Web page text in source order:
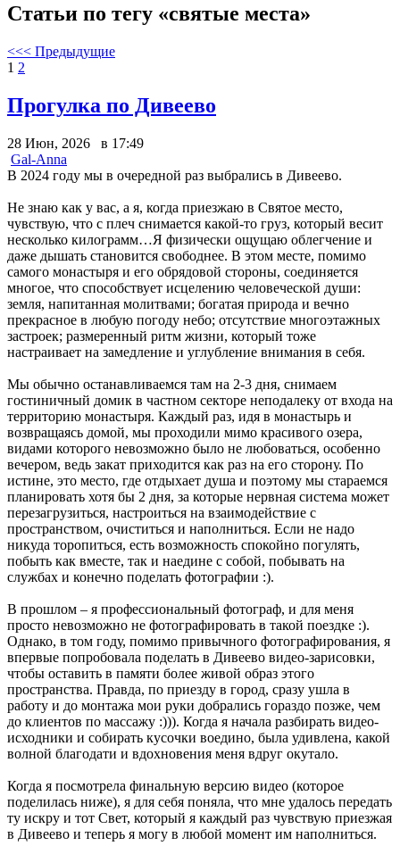
Статьи по тегу «святые места»
<<< Предыдущие
1 2
Прогулка по Дивеево
28 Июн, 2026 в 17:49
Gal-Anna
В 2024 году мы в очередной раз выбрались в Дивеево.
Не знаю как у вас, а я, когда приезжаю в Святое место,
чувствую, что с плеч снимается какой-то груз, который весит
несколько килограмм…Я физически ощущаю облегчение и
даже дышать становится свободнее. В этом месте, помимо
самого монастыря и его обрядовой стороны, соединяется
многое, что способствует исцелению человеческой души:
земля, напитанная молитвами; богатая природа и вечно
прекрасное в любую погоду небо; отсутствие многоэтажных
застроек; размеренный ритм жизни, который тоже
настраивает на замедление и углубление внимания в себя.
Мы обычно останавливаемся там на 2-3 дня, снимаем
гостиничный домик в частном секторе неподалеку от входа на
территорию монастыря. Каждый раз, идя в монастырь и
возвращаясь домой, мы проходили мимо красивого озера,
видами которого невозможно было не любоваться, особенно
вечером, ведь закат приходится как раз на его сторону. По
истине, это место, где отдыхает душа и поэтому мы стараемся
планировать хотя бы 2 дня, за которые нервная система может
перезагрузиться, настроиться на взаимодействие с
пространством, очиститься и наполниться. Если не надо
никуда торопиться, есть возможность спокойно погулять,
побыть как вместе, так и наедине с собой, побывать на
службах и конечно поделать фотографии :).
В прошлом – я профессиональный фотограф, и для меня
просто невозможно не фотографировать в такой поездке :).
Однако, в том году, помимо привычного фотографирования, я
впервые попробовала поделать в Дивеево видео-зарисовки,
чтобы оставить в памяти более живой образ этого
пространства. Правда, по приезду в город, сразу ушла в
работу и до монтажа мои руки добрались гораздо позже, чем
до клиентов по массажу :))). Когда я начала разбирать видео-
исходники и собирать кусочки воедино, была удивлена, какой
волной благодати и вдохновения меня вдруг окутало.
Когда я посмотрела финальную версию видео (которое
поделилась ниже), я для себя поняла, что мне удалось передать
ту искру и тот Свет, который я каждый раз чувствую приезжая
в Дивеево и теперь я могу в любой момент им наполниться.